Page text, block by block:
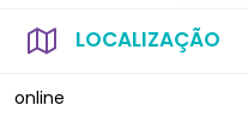
LOCALIZAÇÃO
online